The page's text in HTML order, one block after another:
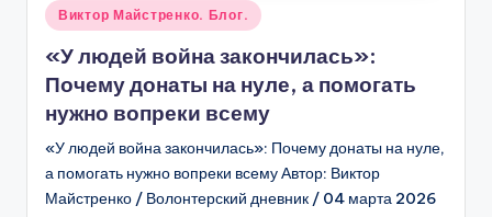
Опубликовано
Виктор Майстренко. Блог.
«У людей война закончилась»:
Почему донаты на нуле, а помогать
нужно вопреки всему
«У людей война закончилась»: Почему донаты на нуле,
а помогать нужно вопреки всему Автор: Виктор
Майстренко / Волонтерский дневник / 04 марта 2026